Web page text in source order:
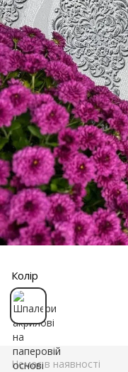
Колір
Немає в наявності